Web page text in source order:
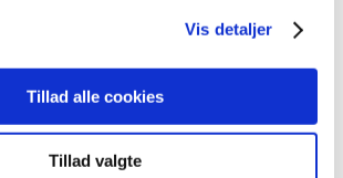
Vis detaljer
Tillad alle cookies
Tillad valgte